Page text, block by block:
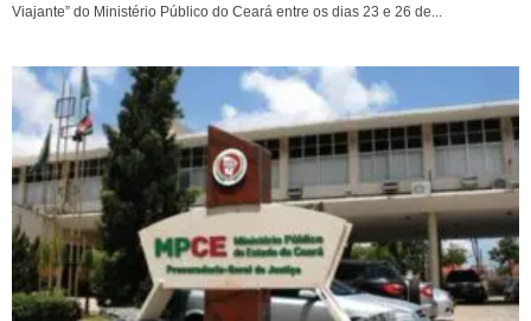
Viajante” do Ministério Público do Ceará entre os dias 23 e 26 de...